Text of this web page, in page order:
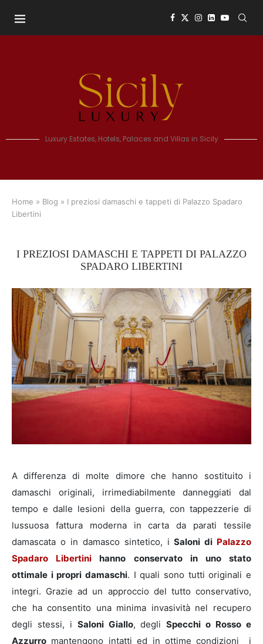
Luxury Estates, Hotels, Palaces and Villas in Sicily
Home » Blog » I preziosi damaschi e tappeti di Palazzo Spadaro
Libertini
I PREZIOSI DAMASCHI E TAPPETI DI PALAZZO
SPADARO LIBERTINI
A differenza di molte dimore che hanno sostituito i
damaschi originali, irrimediabilmente danneggiati dal
tempo e dalle lesioni della guerra, con tappezzerie di
lussuosa fattura moderna in carta da parati tessile
damascata o in damasco sintetico, i Saloni di Palazzo
Spadaro Libertini hanno conservato in uno stato
ottimale i propri damaschi. I quali sono tutti originali e
integri. Grazie ad un approccio del tutto conservativo,
che ha consentito una minima invasività nel recupero
degli stessi, i Saloni Giallo, degliSpecchi o Rosso e
Azzurro mantengono intatti ed in ottime condizioni i